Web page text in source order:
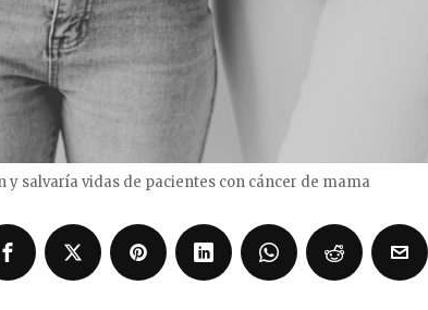
y salvaría vidas de pacientes con cáncer de mama